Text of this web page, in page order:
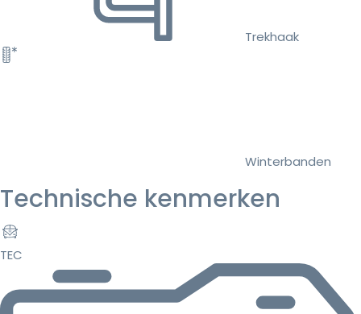
Trekhaak
Winterbanden
Technische kenmerken
TEC